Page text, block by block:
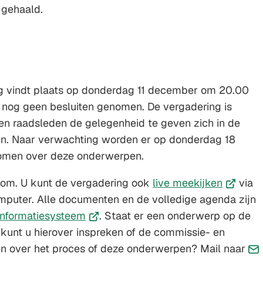
vindt plaats op donderdag 11 december om 20.00
geen besluiten genomen. De vergadering is
raadsleden de gelegenheid te geven zich in de
Naar verwachting worden er op donderdag 18
over deze onderwerpen.
U kunt de vergadering ook live meekijken
naar
een
externe
website)
via
Alle documenten en de volledige agenda zijn
(Verwijst
naar
een
. Staat er een onderwerp op de
u hierover inspreken of de commissie- en
over het proces of deze onderwerpen? Mail naar